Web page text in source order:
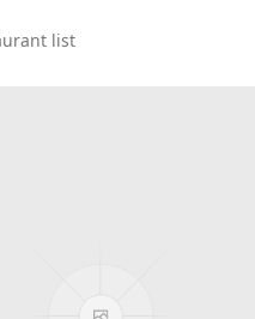
list